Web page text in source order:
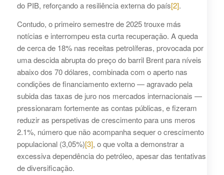
do PIB, reforçando a resiliência externa do país[2].
Contudo, o primeiro semestre de 2025 trouxe más
notícias e interrompeu esta curta recuperação. A queda
de cerca de 18% nas receitas petrolíferas, provocada por
uma descida abrupta do preço do barril Brent para níveis
abaixo dos 70 dólares, combinada com o aperto nas
condições de financiamento externo — agravado pela
subida das taxas de juro nos mercados internacionais —
pressionaram fortemente as contas públicas, e fizeram
reduzir as perspetivas de crescimento para uns meros
2.1%, número que não acompanha sequer o crescimento
populacional (3,05%)[3], o que volta a demonstrar a
excessiva dependência do petróleo, apesar das tentativas
de diversificação.